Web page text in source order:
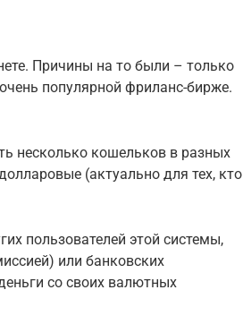
Причины на то были – только
популярной фриланс-бирже.
несколько кошельков в разных
(актуально для тех, кто
пользователей этой системы,
или банковских
со своих валютных